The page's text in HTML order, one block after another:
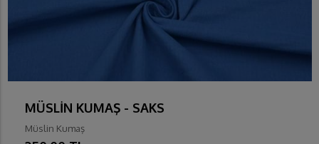
MÜSLİN KUMAŞ - SAKS
Müslin Kumaş